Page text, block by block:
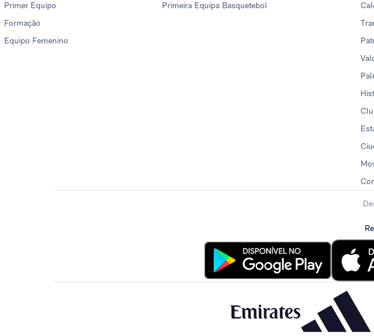
Primer Equipo
Formação
Equipo Femenino
Primeira Equipa Basquetebol